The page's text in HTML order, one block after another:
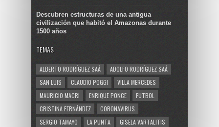
Descubren estructuras de una antigua
civilización que habitó el Amazonas durante
1500 años
TEMAS
ALBERTO RODRÍGUEZ SAÁ
ADOLFO RODRÍGUEZ SAÁ
SAN LUIS
CLAUDIO POGGI
VILLA MERCEDES
MAURICIO MACRI
ENRIQUE PONCE
FUTBOL
CRISTINA FERNÁNDEZ
CORONAVIRUS
SERGIO TAMAYO
LA PUNTA
GISELA VARTALITIS